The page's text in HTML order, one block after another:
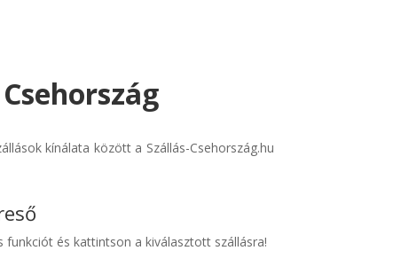
kínálata között a Szállás-Csehország.hu
funkciót és kattintson a kiválasztott szállásra!